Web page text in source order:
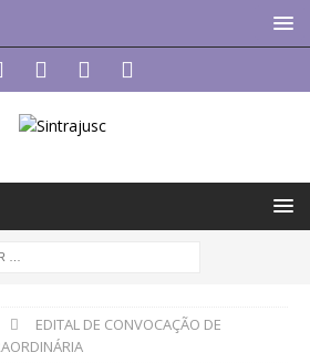
EDITAL DE CONVOCAÇÃO DE